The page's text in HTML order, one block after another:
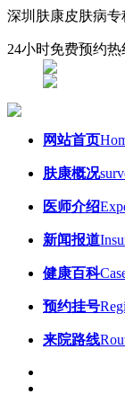
深圳肤康皮肤病专
24小时免费预约热
网站首页
肤康概况
医师介绍
新闻报道
健康百科
预约挂号
来院路线